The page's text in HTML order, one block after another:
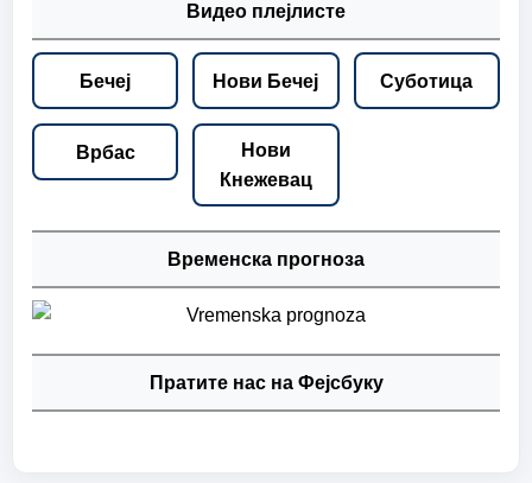
Видео плејлисте
Бечеј Нови Бечеј Суботица
Врбас
Нови
Кнежевац
Временска прогноза
Пратите нас на Фејсбуку